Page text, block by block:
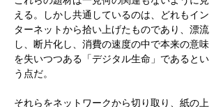
える。しかし共通しているのは、どれもイン
ターネットから拾い上げたものであり、漂流
し、断片化し、消費の速度の中で本来の意味
を失いつつある「デジタル生命」であるとい
う点だ。
それらをネットワークから切り取り、紙の上